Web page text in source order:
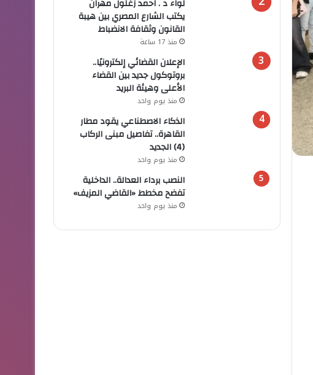
لواء د . احمد زغلول مهران
يكتب الشارع المصري بين هيبة
القانون وثقافة الانضباط
منذ 17 ساعة
الإعلان القضائي إلكترونيًا..
بروتوكول جديد بين القضاء
الأعلى وهيئة البريد
منذ يوم واحد
الذكاء الاصطناعي يقود مطار
القاهرة.. تفاصيل مبنى الركاب
(4) الجديد
منذ يوم واحد
النصب برداء العدالة.. الداخلية
تفضح مخطط «القاضي المزيف»
منذ يوم واحد